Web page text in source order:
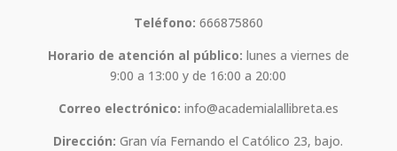
Teléfono: 666875860
Horario de atención al público: lunes a viernes de
9:00 a 13:00 y de 16:00 a 20:00
Correo electrónico: info@academialallibreta.es
Dirección: Gran vía Fernando el Católico 23, bajo.